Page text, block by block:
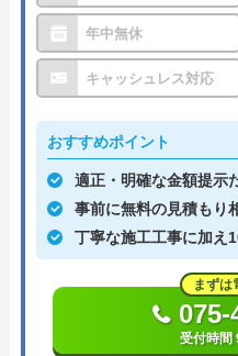
年中無休
キャッシュレス対応
おすすめポイント
適正・明確な金額提示
事前に無料の見積もり
丁寧な施工工事に加え
まずは
075-
受付時間